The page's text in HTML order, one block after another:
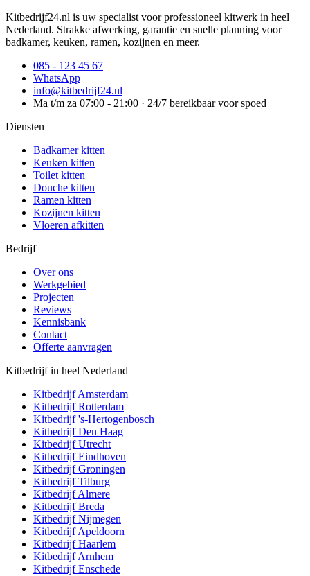
Kitbedrijf24.nl is uw specialist voor professioneel kitwerk in heel
Nederland. Strakke afwerking, garantie en snelle planning voor
badkamer, keuken, ramen, kozijnen en meer.
085 - 123 45 67
WhatsApp
info@kitbedrijf24.nl
Ma t/m za 07:00 - 21:00 · 24/7 bereikbaar voor spoed
Diensten
Badkamer kitten
Keuken kitten
Toilet kitten
Douche kitten
Ramen kitten
Kozijnen kitten
Vloeren afkitten
Bedrijf
Over ons
Werkgebied
Projecten
Reviews
Kennisbank
Contact
Offerte aanvragen
Kitbedrijf in heel Nederland
KitbedrijfAmsterdam
KitbedrijfRotterdam
Kitbedrijf's-Hertogenbosch
KitbedrijfDen Haag
KitbedrijfUtrecht
KitbedrijfEindhoven
KitbedrijfGroningen
KitbedrijfTilburg
KitbedrijfAlmere
KitbedrijfBreda
KitbedrijfNijmegen
KitbedrijfApeldoorn
KitbedrijfHaarlem
KitbedrijfArnhem
KitbedrijfEnschede